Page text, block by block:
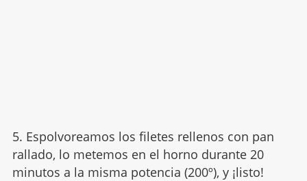
5. Espolvoreamos los filetes rellenos con pan
rallado, lo metemos en el horno durante 20
minutos a la misma potencia (200º), y ¡listo!